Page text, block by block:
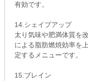
有効です。
14.シェイプアップ
太り気味や肥満体質を
による脂肪燃焼効率を
定するメニューです。
15.ブレイン